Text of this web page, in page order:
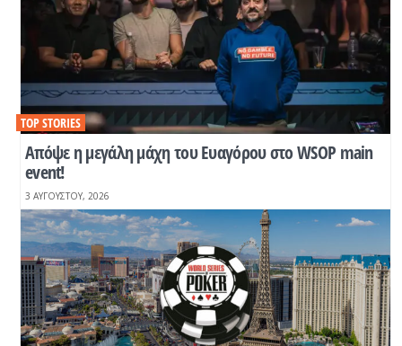
Απόψε η μεγάλη μάχη του Ευαγόρου στο WSOP main
event!
TOP STORIES
3 ΑΥΓΟΎΣΤΟΥ, 2026